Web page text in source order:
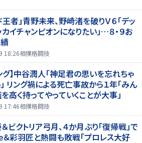
王者」青野未来、野崎渚を破りＶ６「デッ
カイチャンピオンになりたい」…８・９お
18:26相撲格闘技
グ】中谷潤人「神足君の思いを忘れちゃ
リング禍による死亡事故から１年「みん
高く持ってやっていくことが大事」
17:46相撲格闘技
ビクトリア弓月、４か月ぶり「復帰戦」で
ｅ＆彩羽匠と熱闘も敗戦「プロレス大好